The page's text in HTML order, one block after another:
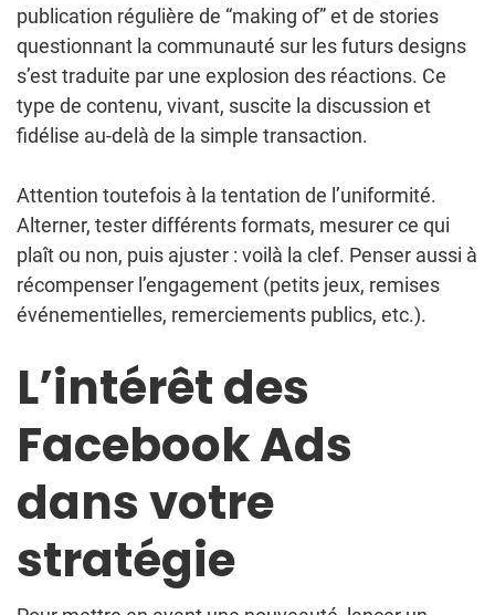
publication régulière de “making of” et de stories
questionnant la communauté sur les futurs designs
s’est traduite par une explosion des réactions. Ce
type de contenu, vivant, suscite la discussion et
fidélise au-delà de la simple transaction.
Attention toutefois à la tentation de l’uniformité.
Alterner, tester différents formats, mesurer ce qui
plaît ou non, puis ajuster : voilà la clef. Penser aussi à
récompenser l’engagement (petits jeux, remises
événementielles, remerciements publics, etc.).
L’intérêt des
Facebook Ads
dans votre
stratégie